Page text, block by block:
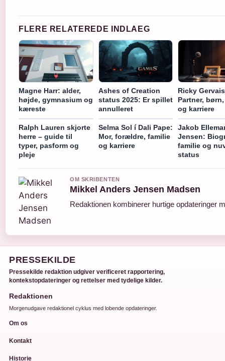
FLERE RELATEREDE INDLAEG
Magne Harr: alder,
højde, gymnasium og
kæreste
Ashes of Creation
status 2025: Er spillet
annulleret
Ricky
Partner,
og karriere
Ralph Lauren skjorte
herre – guide til
typer, pasform og
pleje
Selma Sol í Dali Pape:
Mor, forældre, familie
og karriere
Jakob
Jensen:
familie og
status
OM SKRIBENTEN
Mikkel Anders Jensen Madsen
Redaktionen kombinerer hurtige opdateringer
PRESSEKILDE
Pressekilde redaktion udgiver verificeret rapportering,
kontekstopdateringer og rettelser med tydelige kilder.
Redaktionen
Morgenudgave redaktionel cyklus med lobende opdateringer.
Om os
Kontakt
Historie